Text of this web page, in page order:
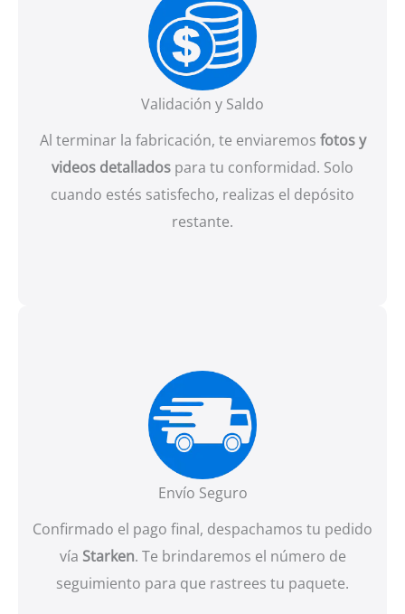
Validación y Saldo
Al terminar la fabricación, te enviaremos fotos y
videos detallados para tu conformidad. Solo
cuando estés satisfecho, realizas el depósito
restante.
Envío Seguro
Confirmado el pago final, despachamos tu pedido
vía Starken. Te brindaremos el número de
seguimiento para que rastrees tu paquete.